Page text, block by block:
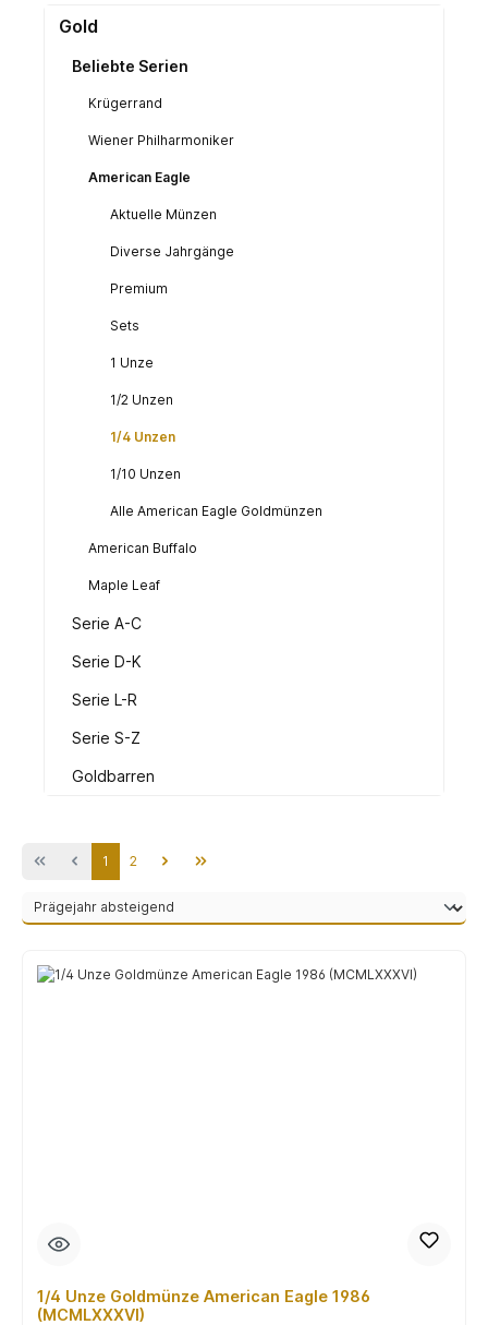
Gold
Beliebte Serien
Krügerrand
Wiener Philharmoniker
American Eagle
Aktuelle Münzen
Diverse Jahrgänge
Premium
Sets
1 Unze
1/2 Unzen
1/4 Unzen
1/10 Unzen
Alle American Eagle Goldmünzen
American Buffalo
Maple Leaf
Serie A-C
Serie D-K
Serie L-R
Serie S-Z
Goldbarren
Seite
1 Seite
2
1/4 Unze Goldmünze American Eagle 1986
(MCMLXXXVI)